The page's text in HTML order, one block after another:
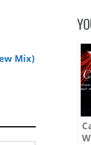
Mix)